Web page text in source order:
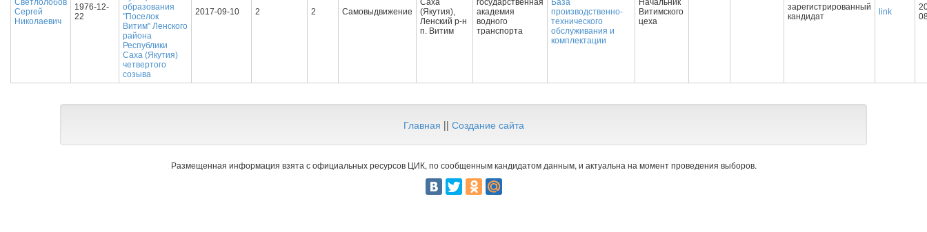
Светлолобов
Сергей
Николаевич
1976-12-
22
образования
"Поселок
Витим" Ленского
района
Республики
Саха (Якутия)
четвертого
созыва
2017-09-10 2 2 Самовыдвижение
Саха
(Якутия),
Ленский р-н
п. Витим
государственная
академия
водного
транспорта
База
производственно-
технического
обслуживания и
комплектации
Начальник
Витимского
цеха
зарегистрированный
кандидат
link
Главная || Создание сайта
Размещенная информация взята с официальных ресурсов ЦИК, по сообщенным кандидатом данным, и актуальна на момент проведения выборов.